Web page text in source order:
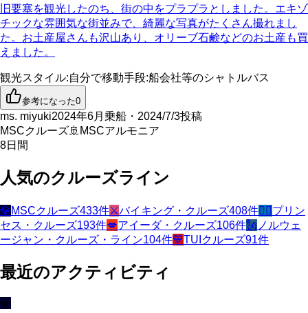
旧要塞を観光したのち、街の中をプラプラとしました。エキゾ
チックな雰囲気な街並みで、綺麗な写真がたくさん撮れまし
た。お土産屋さんも沢山あり、オリーブ石鹸などのお土産も買
えました。
観光スタイル:自分で移動手段:船会社等のシャトルバス
参考になった0
ms. miyuki2024年6月乗船・2024/7/3投稿
MSCクルーズ🚢 MSCアルモニア
8日間
人気のクルーズライン
💎MSCクルーズ433件⚔️バイキング・クルーズ408件🧜‍♀️ プリン
セス・クルーズ193件💋アイーダ・クルーズ106件🗽 ノルウェ
ージャン・クルーズ・ライン104件💙TUIクルーズ91件
最近のアクティビティ
💎